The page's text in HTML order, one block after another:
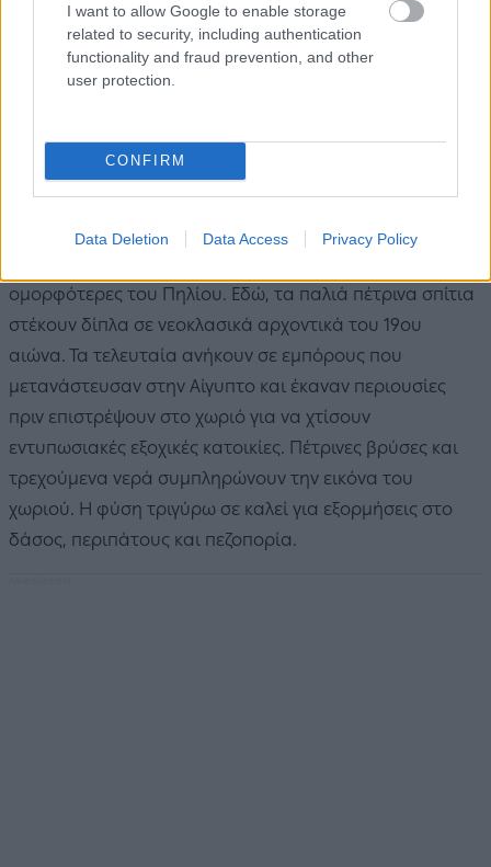
I want to allow Google to enable storage
related to security, including authentication
functionality and fraud prevention, and other
user protection.
CONFIRM
Data Deletion Data Access Privacy Policy
Περίπου 20 χλμ. ανατολικά από τον Βόλο, κοντά στη
Βυζίτσα και τις Μηλιές, ο
Πηλίου. Απλωμένο αμφιθεατρικά ανάμεσα σε δύο
ράχες, σε υψόμετρο 700 μ. περίπου, αποτελεί το
ορεινότερο χωριό του Πηλίου και φημίζεται για την
υπέροχη θέα του στον Παγασητικό κόλπο. Η καρδιά του
ομορφότερες του Πηλίου. Εδώ, τα παλιά πέτρινα σπίτια
στέκουν δίπλα σε νεοκλασικά αρχοντικά του 19ου
αιώνα. Τα τελευταία ανήκουν σε εμπόρους που
μετανάστευσαν στην Αίγυπτο και έκαναν περιουσίες
πριν επιστρέψουν στο χωριό για να χτίσουν
εντυπωσιακές εξοχικές κατοικίες. Πέτρινες βρύσες και
τρεχούμενα νερά συμπληρώνουν την εικόνα του
χωριού. Η φύση τριγύρω σε καλεί για εξορμήσεις στο
δάσος, περιπάτους και πεζοπορία.